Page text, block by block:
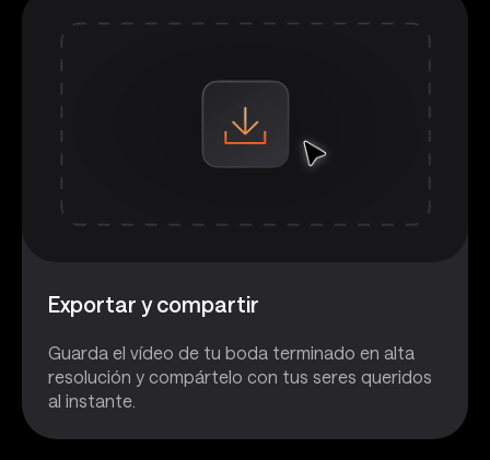
Exportar y compartir
Guarda el vídeo de tu boda terminado en alta
resolución y compártelo con tus seres queridos
al instante.